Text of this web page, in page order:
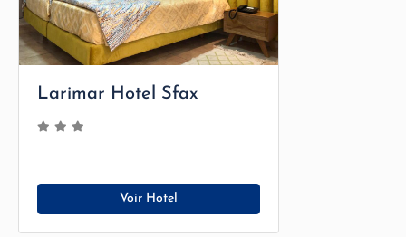
Larimar Hotel Sfax
Voir Hotel